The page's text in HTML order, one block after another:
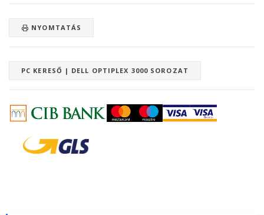
NYOMTATÁS
PC KERESŐ | DELL OPTIPLEX 3000 SOROZAT